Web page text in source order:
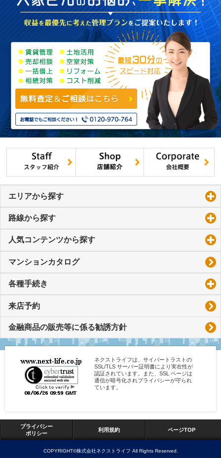
エリアから探す
路線から探す
人気コンテンツから探す
マンションカタログ
各種手続き
来店予約
金融商品の販売等に係る勧誘方針
ネクストライフは、サイバートラストの
SSL/TLS サーバー証明書により実在性が
認証されています。また、SSL ページは
通信が暗号化されプライバシーが守られ
ています。
プライバシー
ポリシー
利用規約 ページTOP
COPYRIGHT©株式会社ネクストライフ All Rights Reserved.